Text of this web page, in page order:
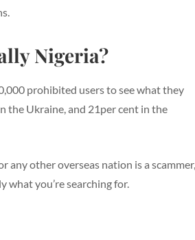
Nigeria?
prohibited users to see what they
the Ukraine, and 21per cent in the
any other overseas nation is a scammer,
what you’re searching for.